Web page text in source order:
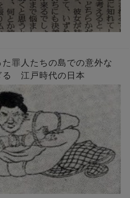
た罪人たちの島での意外な
る 江戸時代の日本